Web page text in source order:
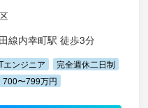
線内幸町駅 徒歩3分
エンジニア
完全週休二日制
700〜799万円